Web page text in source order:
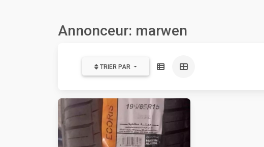
Annonceur: marwen
TRIER PAR